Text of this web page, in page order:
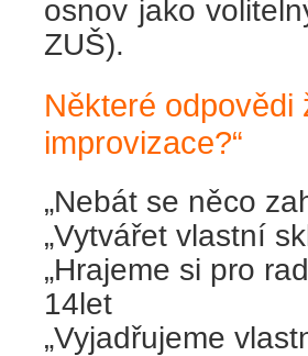
osnov jako
ZUŠ).
Některé odpovědi
improvizace?“
„Nebát se něco
„Vytvářet vlastní
„Hrajeme si pro
14let
„Vyjadřujeme